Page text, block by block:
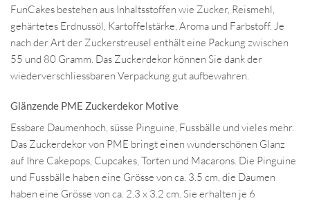
FunCakes bestehen aus Inhaltsstoffen wie Zucker, Reismehl,
gehärtetes Erdnussöl, Kartoffelstärke, Aroma und Farbstoff. Je
nach der Art der Zuckerstreusel enthält eine Packung zwischen
55 und 80 Gramm. Das Zuckerdekor können Sie dank der
wiederverschliessbaren Verpackung gut aufbewahren.
Glänzende PME Zuckerdekor Motive
Essbare Daumenhoch, süsse Pinguine, Fussbälle und vieles mehr.
Das Zuckerdekor von PME bringt einen wunderschönen Glanz
auf Ihre Cakepops, Cupcakes, Torten und Macarons. Die Pinguine
und Fussbälle haben eine Grösse von ca. 3.5 cm, die Daumen
haben eine Grösse von ca. 2.3 x 3.2 cm. Sie erhalten je 6